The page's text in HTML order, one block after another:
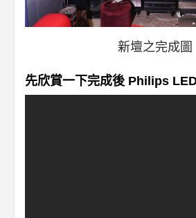
新壇之完成圖
先欣賞一下完成後 Philips